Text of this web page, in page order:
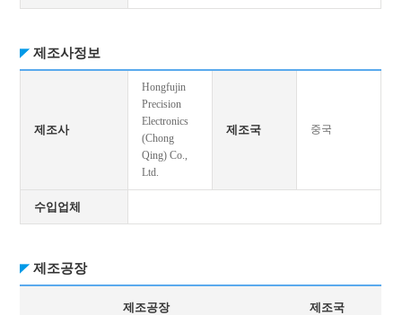
제조사정보
제조사
Hongfujin
Precision
Electronics
(Chong
Qing) Co.,
Ltd.
제조국 중국
수입업체
제조공장
제조공장 제조국